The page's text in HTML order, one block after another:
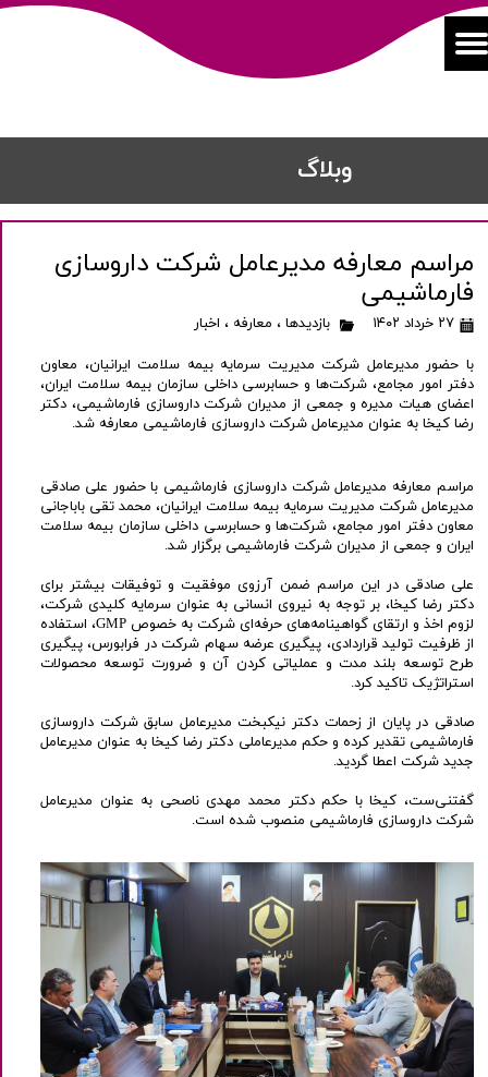
​​وبلاگ
مراسم معارفه مدیرعامل شرکت داروسازی
فارماشیمی
۲۷ خرداد ۱۴۰۲ بازدیدها ، معارفه ، اخبار
با حضور مدیرعامل شرکت مدیریت سرمایه بیمه سلامت ایرانیان، معاون
دفتر امور مجامع، شرکت‌ها و حسابرسی داخلی سازمان بیمه سلامت ایران،
اعضای هیات مدیره و جمعی از مدیران شرکت داروسازی فارماشیمی، دکتر
رضا کیخا به عنوان مدیرعامل شرکت داروسازی فارماشیمی معارفه شد.
مراسم معارفه مدیرعامل شرکت داروسازی فارماشیمی با حضور علی صادقی
مدیرعامل شرکت مدیریت سرمایه بیمه سلامت ایرانیان، محمد تقی باباجانی
معاون دفتر امور مجامع، شرکت‌ها و حسابرسی داخلی سازمان بیمه سلامت
ایران و جمعی از مدیران شرکت فارماشیمی برگزار شد.
علی صادقی در این مراسم ضمن آرزوی موفقیت و توفیقات بیشتر برای
دکتر رضا کیخا، بر توجه به نیروی انسانی به عنوان سرمایه کلیدی شرکت،
لزوم اخذ و ارتقای گواهینامه‌های حرفه‌ای شرکت به خصوص GMP، استفاده
از ظرفیت تولید قراردادی، پیگیری عرضه سهام شرکت در فرابورس، پیگیری
طرح توسعه بلند مدت و عملیاتی کردن آن و ضرورت توسعه محصولات
استراتژیک تاکید کرد.
صادقی در پایان از زحمات دکتر نیکبخت مدیرعامل سابق شرکت داروسازی
فارماشیمی تقدیر کرده و حکم مدیرعاملی دکتر رضا کیخا به عنوان مدیرعامل
جدید شرکت اعطا گردید.
گفتنی‌ست، کیخا با حکم دکتر محمد مهدی ناصحی به عنوان مدیرعامل
شرکت داروسازی فارماشیمی منصوب شده است.